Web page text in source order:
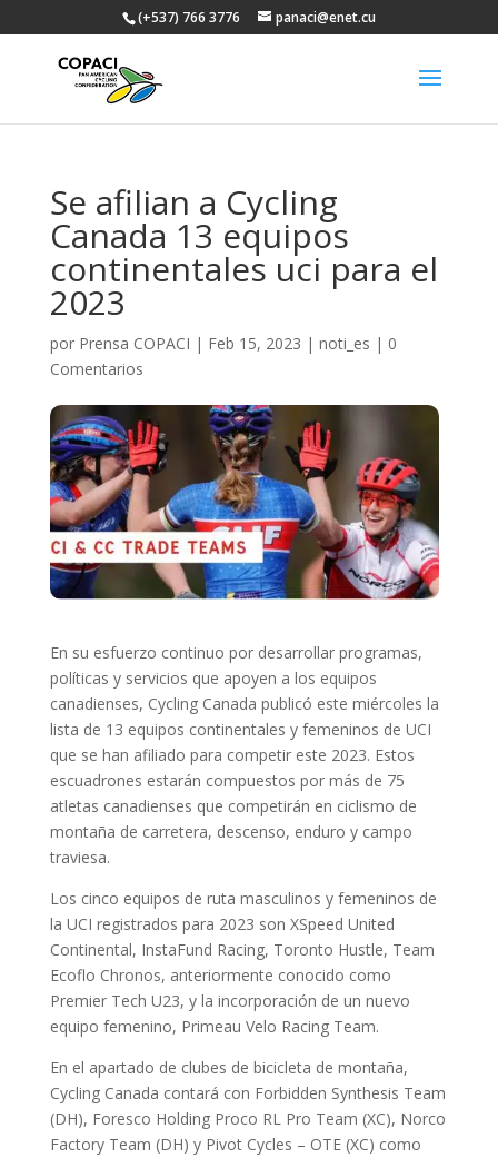
(+537) 766 3776 panaci@enet.cu
Se afilian a Cycling
Canada 13 equipos
continentales uci para el
2023
por Prensa COPACI | Feb 15, 2023 | noti_es | 0
Comentarios
En su esfuerzo continuo por desarrollar programas,
políticas y servicios que apoyen a los equipos
canadienses, Cycling Canada publicó este miércoles la
lista de 13 equipos continentales y femeninos de UCI
que se han afiliado para competir este 2023. Estos
escuadrones estarán compuestos por más de 75
atletas canadienses que competirán en ciclismo de
montaña de carretera, descenso, enduro y campo
traviesa.
Los cinco equipos de ruta masculinos y femeninos de
la UCI registrados para 2023 son XSpeed United
Continental, InstaFund Racing, Toronto Hustle, Team
Ecoflo Chronos, anteriormente conocido como
Premier Tech U23, y la incorporación de un nuevo
equipo femenino, Primeau Velo Racing Team.
En el apartado de clubes de bicicleta de montaña,
Cycling Canada contará con Forbidden Synthesis Team
(DH), Foresco Holding Proco RL Pro Team (XC), Norco
Factory Team (DH) y Pivot Cycles – OTE (XC) como